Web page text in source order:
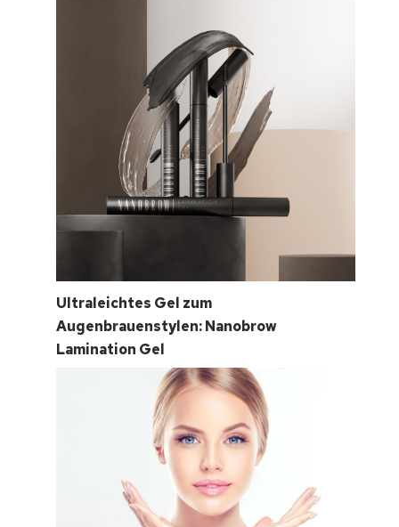
Ultraleichtes Gel zum
Augenbrauenstylen: Nanobrow
Lamination Gel